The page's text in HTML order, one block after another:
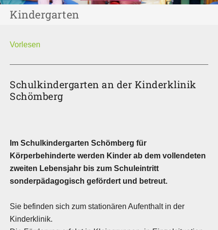
Kindergarten
Vorlesen
Schulkindergarten an der Kinderklinik
Schömberg
Im Schulkindergarten Schömberg für
Körperbehinderte werden Kinder ab dem vollendeten
zweiten Lebensjahr bis zum Schuleintritt
sonderpädagogisch gefördert und betreut.
Sie befinden sich zum stationären Aufenthalt in der
Kinderklinik.